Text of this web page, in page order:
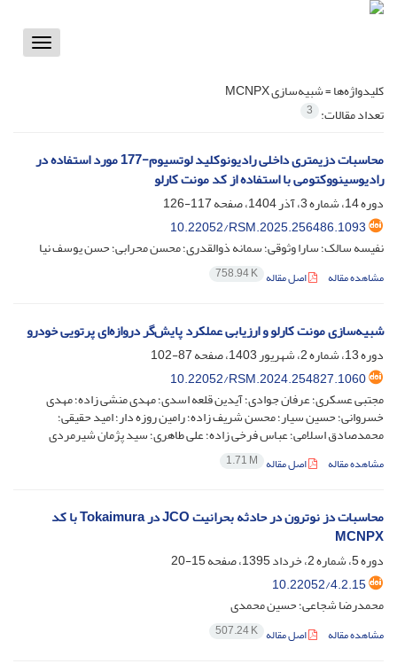
Toggle
کلیدواژه‌ها =شبیه‌سازی MCNPX
تعداد مقالات: 3
محاسبات دزیمتری داخلی رادیونوکلید لوتسیوم-177 مورد استفاده در
رادیوسینووکتومی با استفاده از کد مونت کارلو
دوره 14، شماره 3، آذر 1404، صفحه
117-126
10.22052/RSM.2025.256486.1093
نفیسه سالک؛ سارا وثوقی؛ سمانه ذوالقدری؛ محسن محرابی؛ حسن یوسف نیا
مشاهده مقاله اصل مقاله 758.94 K
شبیه‌سازی مونت کارلو و ارزیابی عملکرد پایش‌گر دروازه‌ای پرتویی خودرو
دوره 13، شماره 2، شهریور 1403، صفحه
87-102
10.22052/RSM.2024.254827.1060
مجتبی عسکری؛ عرفان جوادی؛ آیدین قلعه اسدی؛ مهدی منشی زاده؛ مهدی
خسروانی؛ حسین سیار؛ محسن شریف زاده؛ رامین روزه دار؛ امید حقیقی؛
محمدصادق اسلامی؛ عباس فرخی زاده؛ علی طاهری؛ سید پژمان شیرمردی
مشاهده مقاله اصل مقاله 1.71 M
محاسبات دز نوترون در حادثه بحرانیت JCO در Tokaimura با کد
MCNPX
دوره 5، شماره 2، خرداد 1395، صفحه
15-20
10.22052/4.2.15
محمدرضا شجاعی؛ حسین محمدی
مشاهده مقاله اصل مقاله 507.24 K